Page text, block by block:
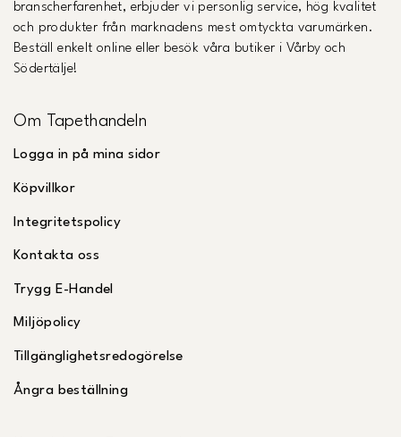
branscherfarenhet, erbjuder vi personlig service, hög kvalitet
och produkter från marknadens mest omtyckta varumärken.
Beställ enkelt online eller besök våra butiker i Vårby och
Södertälje!
Om Tapethandeln
Logga in på mina sidor
Köpvillkor
Integritetspolicy
Kontakta oss
Trygg E-Handel
Miljöpolicy
Tillgänglighetsredogörelse
Ångra beställning